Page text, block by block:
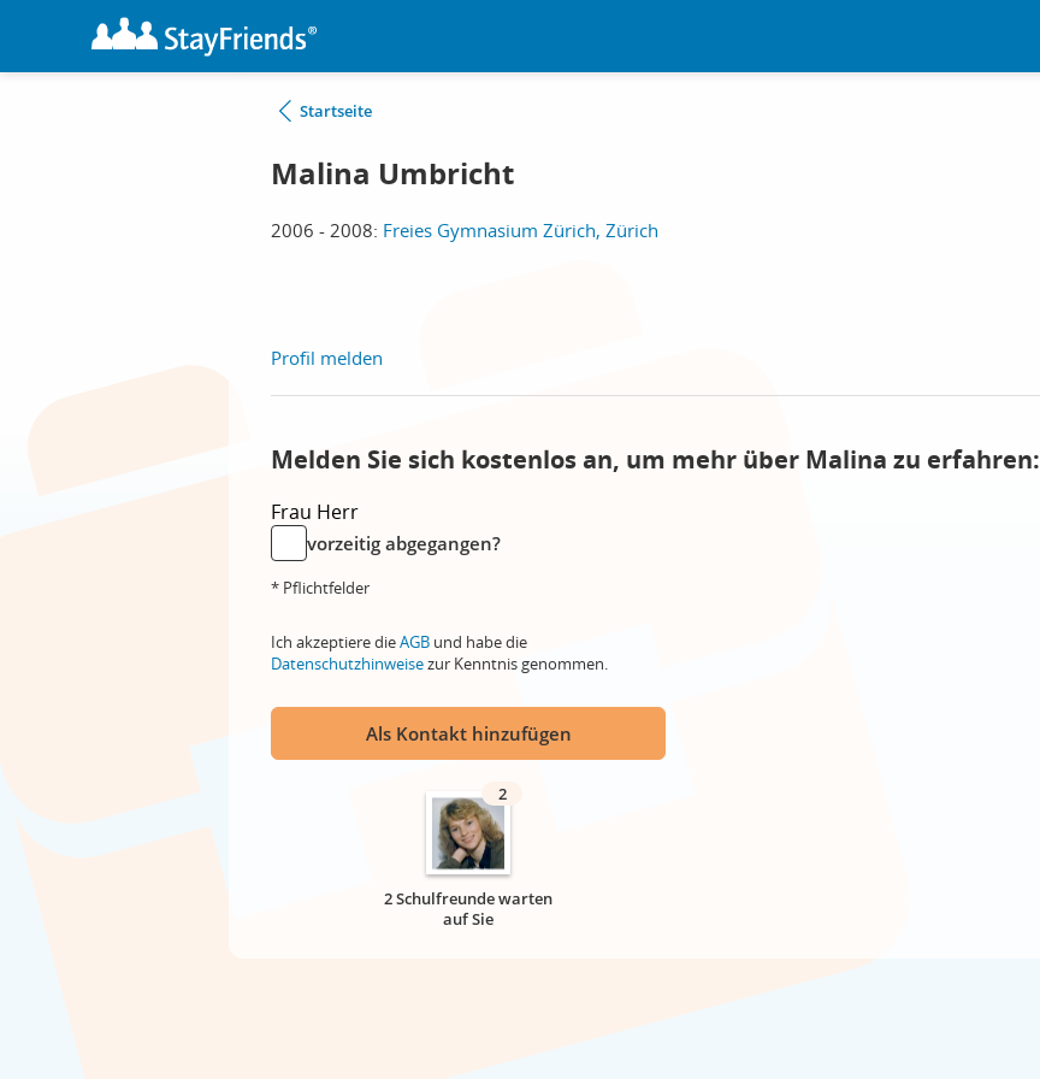
Startseite
Malina Umbricht
2006 - 2008: Freies Gymnasium Zürich, Zürich
Profil melden
Melden Sie sich kostenlos an, um mehr über Malina zu erfahren:
Frau Herr
vorzeitig abgegangen?
* Pflichtfelder
Ich akzeptiere dieAGB und habe die
Datenschutzhinweisezur Kenntnis genommen.
Als Kontakt hinzufügen
2
2 Schulfreunde warten
auf Sie